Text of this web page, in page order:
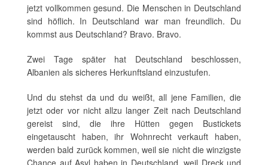
jetzt vollkommen gesund. Die Menschen in Deutschland
sind höflich. In Deutschland war man freundlich. Du
kommst aus Deutschland? Bravo. Bravo.
Zwei Tage später hat Deutschland beschlossen,
Albanien als sicheres Herkunftsland einzustufen.
Und du stehst da und du weißt, all jene Familien, die
jetzt oder vor nicht allzu langer Zeit nach Deutschland
gereist sind, die ihre Hütten gegen Bustickets
eingetauscht haben, ihr Wohnrecht verkauft haben,
werden bald zurück kommen, weil sie nicht die winzigste